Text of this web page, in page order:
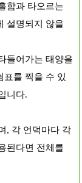
함과 타오르는
설명되지 않을
들어가는 태양을
표를 찍을 수 있
니다.
, 각 언덕마다 각
된다면 전체를